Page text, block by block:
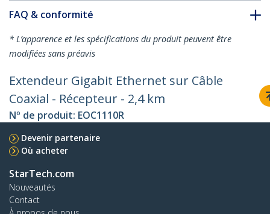
FAQ & conformité
* L’apparence et les spécifications du produit peuvent être
modifiées sans préavis
Extendeur Gigabit Ethernet sur Câble
Coaxial - Récepteur - 2,4 km
Nº de produit: EOC1110R
Devenir partenaire
Où acheter
StarTech.com
Nouveautés
Contact